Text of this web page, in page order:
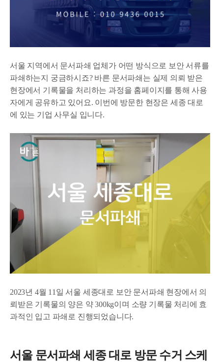
서울 지역에서 문서파쇄 업체가 어떤 방식으로 보안 서류를
파쇄하는지 궁금하시죠? 바른 문서파쇄는 실제 의뢰 받은
현장에서 기록물을 처리하는 과정을 홈페이지를 통해 사용
자에게 공유하고 있어요. 이번에 방문한 현장은 세종 대로
에 있는 기업 사무실 입니다.
2023년 4월 11일 서울 세종대로 보안 문서파쇄 현장에서 의
뢰받은 기록물의 양은 약 300kg이며 소량 기록물 처리에 효
과적인 입고 파쇄로 진행되었습니다.
서울 문서파쇄 세종 대로 방문 수거 스케